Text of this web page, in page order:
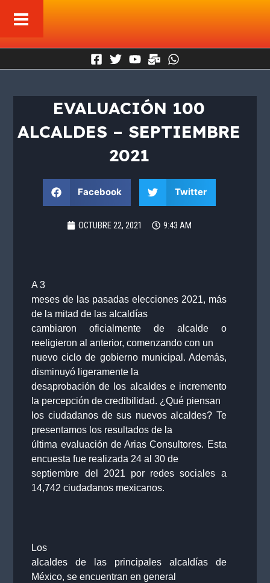
contenido
EVALUACIÓN 100
ALCALDES – SEPTIEMBRE
2021
Facebook Twitter
OCTUBRE 22, 2021 9:43 AM
A 3
meses de las pasadas elecciones 2021, más
de la mitad de las alcaldías
cambiaron oficialmente de alcalde o
reeligieron al anterior, comenzando con un
nuevo ciclo de gobierno municipal. Además,
disminuyó ligeramente la
desaprobación de los alcaldes e incremento
la percepción de credibilidad. ¿Qué piensan
los ciudadanos de sus nuevos alcaldes? Te
presentamos los resultados de la
última evaluación de Arias Consultores. Esta
encuesta fue realizada 24 al 30 de
septiembre del 2021 por redes sociales a
14,742 ciudadanos mexicanos.
Los
alcaldes de las principales alcaldías de
México, se encuentran en general